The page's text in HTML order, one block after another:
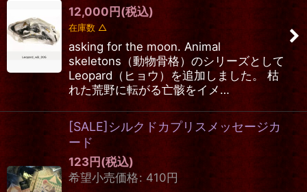
12,000円(税込)
在庫数 △
asking for the moon. Animal
skeletons（動物骨格）のシリーズとして
Leopard（ヒョウ）を追加しました。 枯
れた荒野に転がる亡骸をイメ…
[SALE]シルクドカプリスメッセージカ
ード
123円(税込)
希望小売価格: 410円